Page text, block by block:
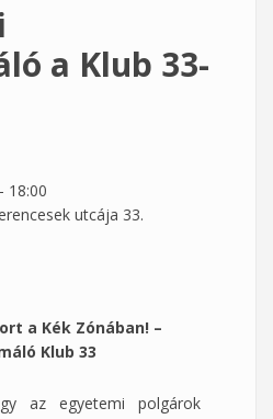
a Klub 33-
18:00
utcája 33.
a Kék Zónában! –
Klub 33
az egyetemi polgárok